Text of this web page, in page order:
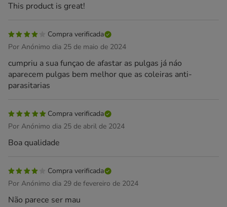
This product is great!
Compra verificada
Por Anónimo dia 25 de maio de 2024
cumpriu a sua funçao de afastar as pulgas já náo
aparecem pulgas bem melhor que as coleiras anti-
parasitarias
Compra verificada
Por Anónimo dia 25 de abril de 2024
Boa qualidade
Compra verificada
Por Anónimo dia 29 de fevereiro de 2024
Não parece ser mau